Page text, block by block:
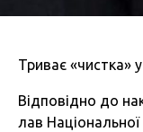
Триває «чистка»
Відповідно до
лав Національної